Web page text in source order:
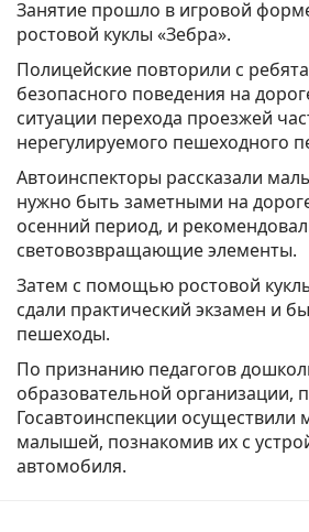
Занятие прошло в игровой
ростовой куклы «Зебра».
Полицейские повторили с
безопасного поведения на
ситуации перехода проезжей
нерегулируемого пешеходного
Автоинспекторы рассказали
нужно быть заметными на
осенний период, и
световозвращающие элементы.
Затем с помощью ростовой
сдали практический экзамен и
пешеходы.
По признанию педагогов
образовательной организации,
Госавтоинспекции осуществили
малышей, познакомив их с
автомобиля.